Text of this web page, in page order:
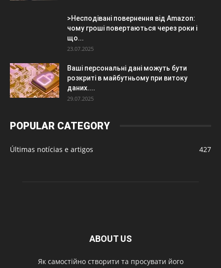
>Несподівані повернення від Amazon:
чому гроші повертаються через роки і
що...
23.07.2025
Ваші персональні дані можуть бути
розкриті в майбутньому при витоку
даних....
29.07.2025
POPULAR CATEGORY
Últimas notícias e artigos 427
ABOUT US
Як самостійно створити та просувати його